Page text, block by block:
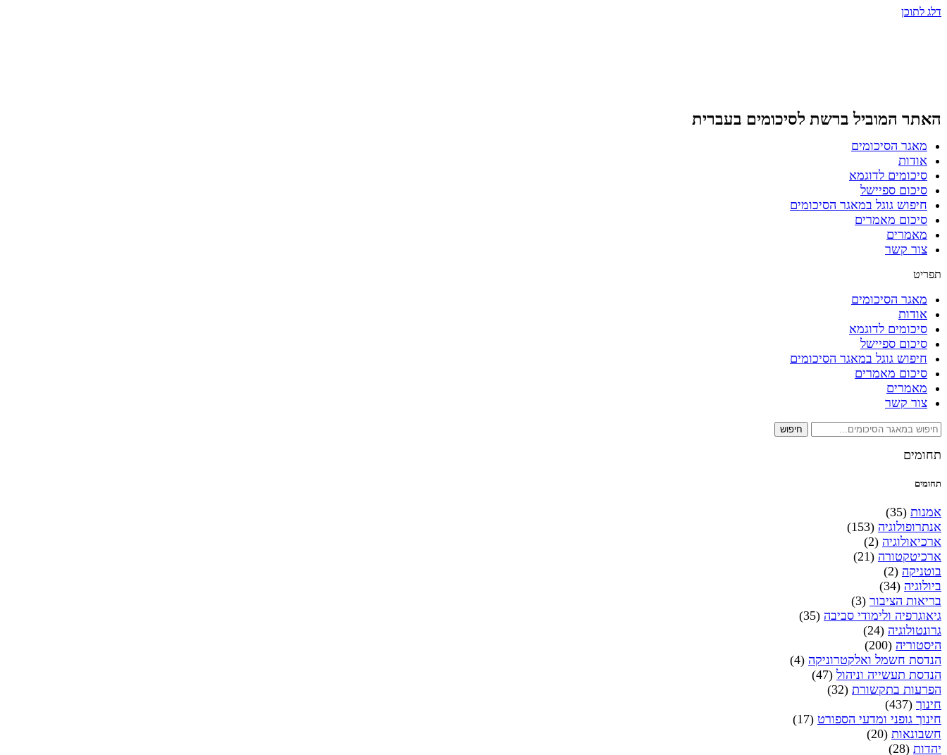
דלג לתוכן
האתר המוביל ברשת לסיכומים בעברית
מאגר הסיכומים
אודות
סיכומים לדוגמא
סיכום ספיישל
חיפוש גוגל במאגר הסיכומים
סיכום מאמרים
מאמרים
צור קשר
תפריט
מאגר הסיכומים
אודות
סיכומים לדוגמא
סיכום ספיישל
חיפוש גוגל במאגר הסיכומים
סיכום מאמרים
מאמרים
צור קשר
חיפוש
תחומים
תחומים
אמנות (35)
אנתרופולוגיה (153)
ארכיאולוגיה (2)
ארכיטקטורה (21)
בוטניקה (2)
ביולוגיה (34)
בריאות הציבור (3)
גיאוגרפיה ולימודי סביבה (35)
גרונטולוגיה (24)
היסטוריה (200)
הנדסת חשמל ואלקטרוניקה (4)
הנדסת תעשייה וניהול (47)
הפרעות בתקשורת (32)
חינוך (437)
חינוך גופני ומדעי הספורט (17)
חשבונאות (20)
יהדות (28)